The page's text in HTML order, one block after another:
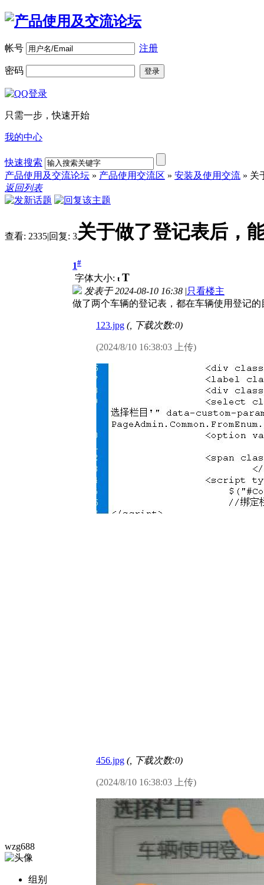
帐号 注册
密码 登录
只需一步，快速开始
我的中心
快速搜索
产品使用及交流论坛 » 产品使用交流区 » 安装及使用交流 » 关
返回列表
查看: 2335|回复: 3关于做了登记表后，
wzg688
组别
1#
字体大小: t T
发表于2024-08-10 16:38 |只看楼主
做了两个车辆的登记表，都在车辆使用登记
123.jpg (, 下载次数:0)
(2024/8/10 16:38:03 上传)
456.jpg (, 下载次数:0)
(2024/8/10 16:38:03 上传)